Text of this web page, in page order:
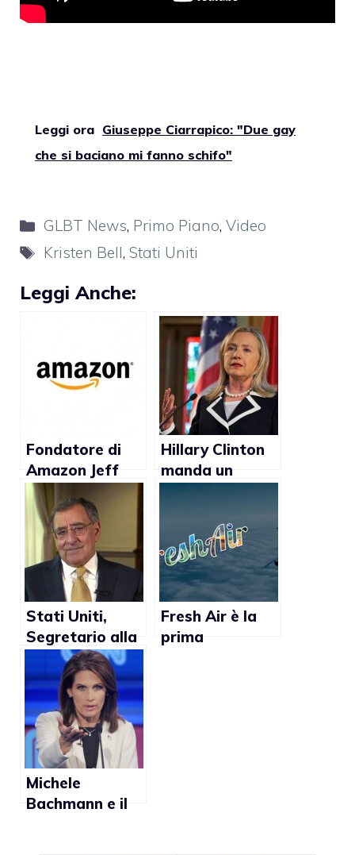
Leggi ora Giuseppe Ciarrapico: "Due gay
che si baciano mi fanno schifo"
Categorie
GLBT News, Primo Piano,Video
Tag
Kristen Bell,Stati Uniti
Leggi Anche:
Fondatore di
Amazon Jeff
Bezos dona 2,5
milioni di dollari
per il
matrimonio gay
Hillary Clinton
manda un
messaggio al
ringrazia per il
World LGBT
Award (Video)
Stati Uniti,
Segretario alla
Difesa Leon
Panetta
ringrazia
militari lgbt
Fresh Air è la
prima
Michele
Bachmann e il